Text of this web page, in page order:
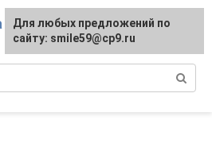
Для любых предложений по
сайту: smile59@cp9.ru